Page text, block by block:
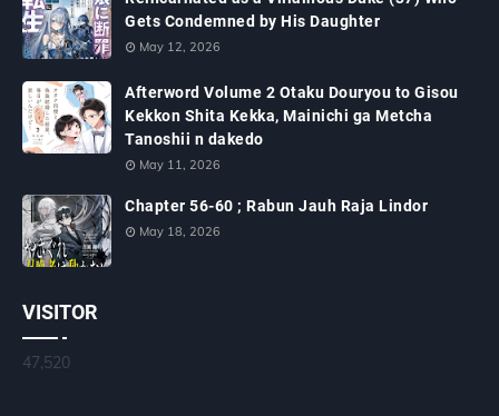
Gets Condemned by His Daughter
May 12, 2026
Afterword Volume 2 Otaku Douryou to Gisou
Kekkon Shita Kekka, Mainichi ga Metcha
Tanoshii n dakedo
May 11, 2026
Chapter 56-60 ; Rabun Jauh Raja Lindor
May 18, 2026
VISITOR
47,520